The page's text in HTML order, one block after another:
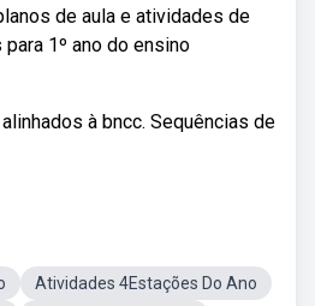
de aula e atividades de
1º ano do ensino
à bncc. Sequências de
Atividades 4Estações Do Ano